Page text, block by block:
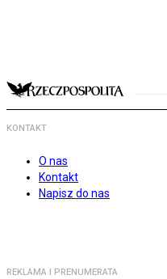
KONTAKT
O nas
Kontakt
Napisz do nas
REKLAMA I PRENUMERATA